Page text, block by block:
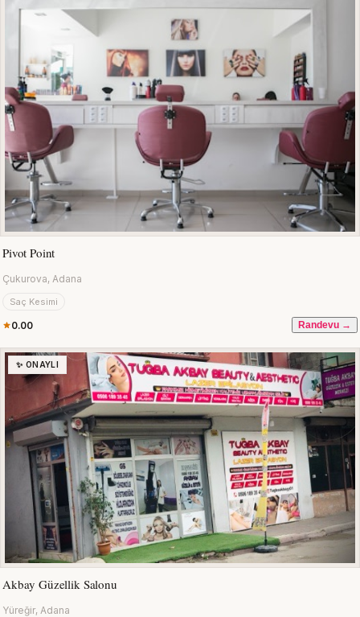
Pivot Point
Çukurova, Adana
Saç Kesimi
0.00 Randevu →
✨ ONAYLI
Akbay Güzellik Salonu
Yüreğir, Adana